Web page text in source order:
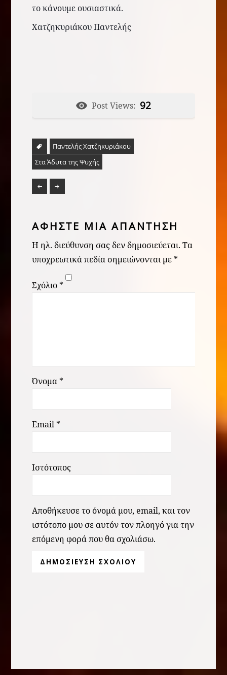
το κάνουμε ουσιαστικά.
Χατζηκυριάκου Παντελής
Post Views: 92
Παντελής Χατζηκυριάκου
Στα Άδυτα της Ψυχής
ΑΦΉΣΤΕ ΜΙΑ ΑΠΆΝΤΗΣΗ
Η ηλ. διεύθυνση σας δεν δημοσιεύεται. Τα
υποχρεωτικά πεδία σημειώνονται με *
Σχόλιο *
Όνομα *
Email *
Ιστότοπος
Αποθήκευσε το όνομά μου, email, και τον
ιστότοπο μου σε αυτόν τον πλοηγό για την
επόμενη φορά που θα σχολιάσω.